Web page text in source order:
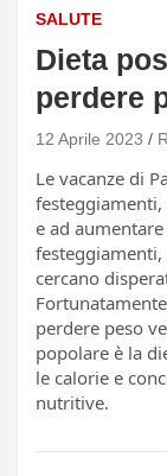
SALUTE
Dieta
perdere
12 Aprile 2023
Le vacanze di
e ad
cercano
perdere peso
popolare è la
le calorie e
nutritive.